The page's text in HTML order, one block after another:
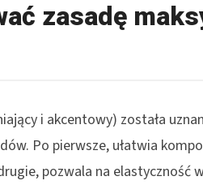
zasadę
i akcentowy) została
Po pierwsze, ułatwia
pozwala na elastyczność